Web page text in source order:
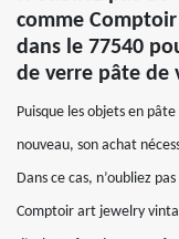
comme
dans le 77540
de verre pâte de
Puisque les objets en
nouveau, son achat
Dans ce cas, n’oubliez
Comptoir art jewelry